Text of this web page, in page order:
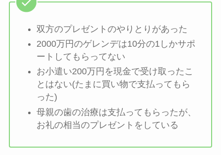
双方のプレゼントのやりとりがあった
2000万円のゲレンデは10分の1しかサポ
ートしてもらってない
お小遣い200万円を現金で受け取ったこ
とはない(たまに買い物で支払ってもら
った)
母親の歯の治療は支払ってもらったが、
お礼の相当のプレゼントをしている